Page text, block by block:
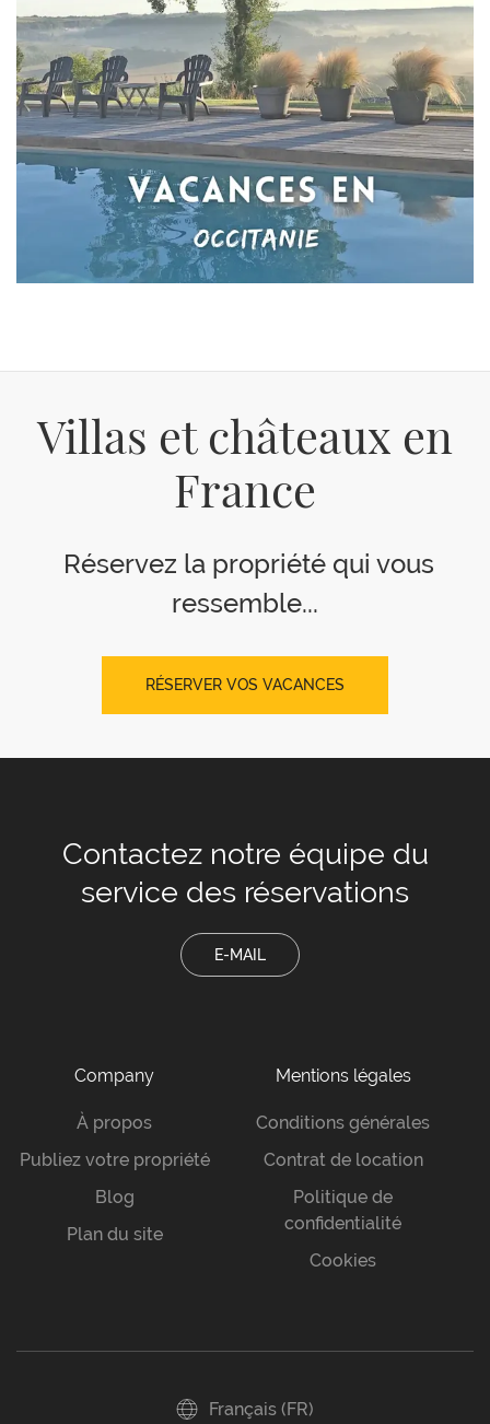
Villas et châteaux en
France
Réservez la propriété qui vous
ressemble...
RÉSERVER VOS VACANCES
Contactez notre équipe du
service des réservations
E-MAIL
Company
À propos
Publiez votre propriété
Blog
Plan du site
Mentions légales
Conditions générales
Contrat de location
Politique de
confidentialité
Cookies
Français (FR)